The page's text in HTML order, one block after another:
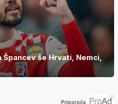
Špancev še Hrvati, Nemci,
Priporoča